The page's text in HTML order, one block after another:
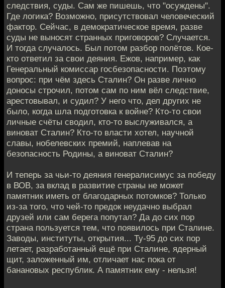
следствия, суды. Сам же пишешь, что "осуждены".
Где логика? Возможно, присутствовал человеческий
фактор. Сейчас, в демократическое время, разве
суды не выносят странных приговоров? Случается.
И тогда случалось. Был потом разбор полётов. Кое-
кто ответил за свои деяния. Ежов, например, как
Генеральный комиссар госбезопасности. Поэтому
вопрос: при чём здесь Сталин? Он разве лично
доносы строчил, потом сам по ним вёл следствие,
арестовывал, и судил? У него что, дел других не
было, когда шла подготовка к войне? Кто-то свои
личные счёты сводил, кто-то выслуживался, а
виноват Сталин? Кто-то власти хотел, научной
славы, нобелевских премий, наплевав на
безопасность Родины, а виноват Сталин?
И теперь за чьи-то деяния генералисимус за победу
в ВОВ, за вклад в развитие страны не может
памятник иметь от благодарных потомков? Только
из-за того, что чей-то предок неудачно выбрал
друзей или сам берега попутал? Да до сих пор
страна пользуется тем, что появилось при Сталине.
Заводы, институты, открытия... Ту-95 до сих пор
летает, разработанный ещё при Сталине, ядерный
щит, заложенный им, отличает нас пока от
банановых республик. А памятник ему - нельзя!